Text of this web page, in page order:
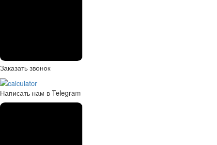
Заказать звонок
Написать нам в Telegram